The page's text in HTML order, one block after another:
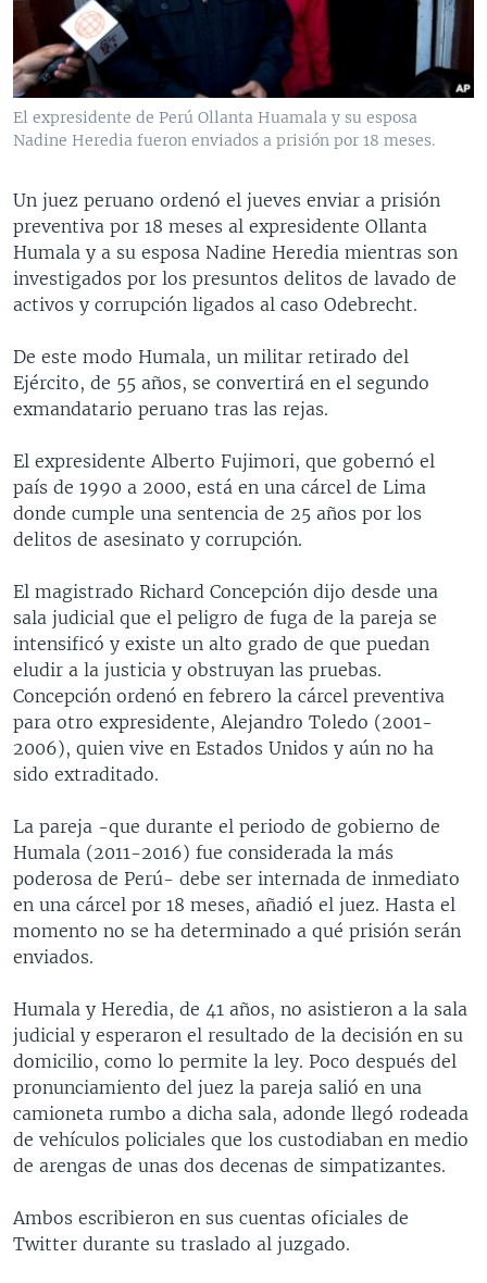
VENEZUELA
BRASIL
NICARAGUA
ECONOMÍA
ENTRETENIMIENTO Y CULTURA
TECNOLOGÍA
DEPORTES
MULTIMEDIA
VIDEOS
FOTOGRAFÍA
AUDIOS
PROGRAMAS TV
EL MUNDO AL DÍA
FORO INTERAMERICANO
LAS CLAVES
PANORAMA
RADIO
AVANCE INFORMATIVO
BUENOS DÍAS AMÉRICA
ESTADOS UNIDOS AL DÍA
EL MUNDO AL DÍA [RADIO]
DEPORTIVO INTERNACIONAL
NOTA ECONÓMICA
DIRECT
Learning English
SÍGANOS
Idiomas
El expresidente de Perú Ollanta Huamala y su esposa
Nadine Heredia fueron enviados a prisión por 18 meses.
Un juez peruano ordenó el jueves enviar a prisión
preventiva por 18 meses al expresidente Ollanta
Humala y a su esposa Nadine Heredia mientras son
investigados por los presuntos delitos de lavado de
activos y corrupción ligados al caso Odebrecht.
De este modo Humala, un militar retirado del
Ejército, de 55 años, se convertirá en el segundo
exmandatario peruano tras las rejas.
El expresidente Alberto Fujimori, que gobernó el
país de 1990 a 2000, está en una cárcel de Lima
donde cumple una sentencia de 25 años por los
delitos de asesinato y corrupción.
El magistrado Richard Concepción dijo desde una
sala judicial que el peligro de fuga de la pareja se
intensificó y existe un alto grado de que puedan
eludir a la justicia y obstruyan las pruebas.
Concepción ordenó en febrero la cárcel preventiva
para otro expresidente, Alejandro Toledo (2001-
2006), quien vive en Estados Unidos y aún no ha
sido extraditado.
La pareja -que durante el periodo de gobierno de
Humala (2011-2016) fue considerada la más
poderosa de Perú- debe ser internada de inmediato
en una cárcel por 18 meses, añadió el juez. Hasta el
momento no se ha determinado a qué prisión serán
enviados.
Humala y Heredia, de 41 años, no asistieron a la sala
judicial y esperaron el resultado de la decisión en su
domicilio, como lo permite la ley. Poco después del
pronunciamiento del juez la pareja salió en una
camioneta rumbo a dicha sala, adonde llegó rodeada
de vehículos policiales que los custodiaban en medio
de arengas de unas dos decenas de simpatizantes.
Ambos escribieron en sus cuentas oficiales de
Twitter durante su traslado al juzgado.